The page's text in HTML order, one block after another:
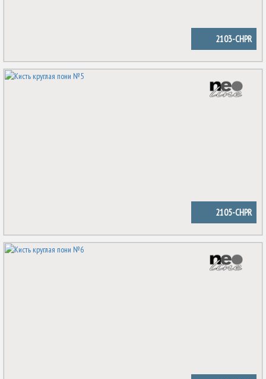
2103-CHPR
2105-CHPR